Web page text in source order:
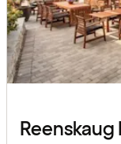
Reenskaug